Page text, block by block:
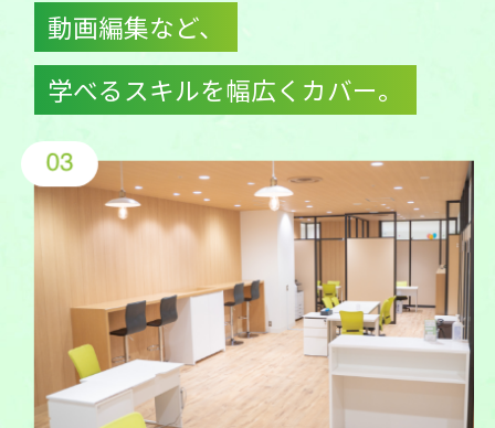
動画編集など、
学べるスキルを幅広くカバー。